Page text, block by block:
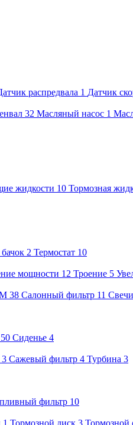
распредвала 1 Датчик
32 Масляный насос 1
жидкости 10 Тормозная
2 Термостат 10
мощности 12 Троение 5
38 Салонный фильтр 11 Свечи
50 Сиденье 4
3 Сажевый фильтр 4 Турбина 3
фильтр 10
1 Тормозной диск 3 Тормозной